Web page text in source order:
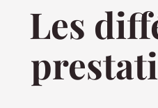
Les